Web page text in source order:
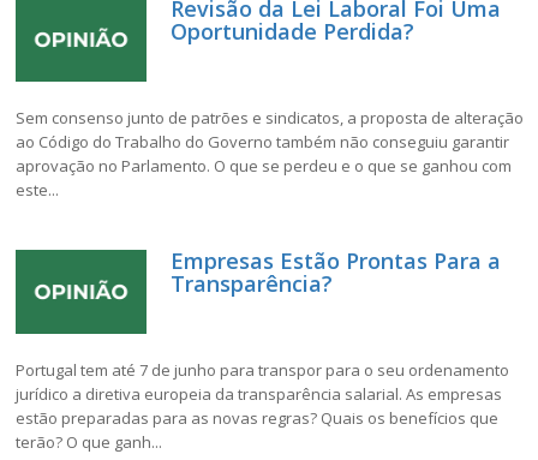
Revisão da Lei Laboral Foi Uma
Oportunidade Perdida?
Sem consenso junto de patrões e sindicatos, a proposta de alteração
ao Código do Trabalho do Governo também não conseguiu garantir
aprovação no Parlamento. O que se perdeu e o que se ganhou com
este...
Empresas Estão Prontas Para a
Transparência?
Portugal tem até 7 de junho para transpor para o seu ordenamento
jurídico a diretiva europeia da transparência salarial. As empresas
estão preparadas para as novas regras? Quais os benefícios que
terão? O que ganh...